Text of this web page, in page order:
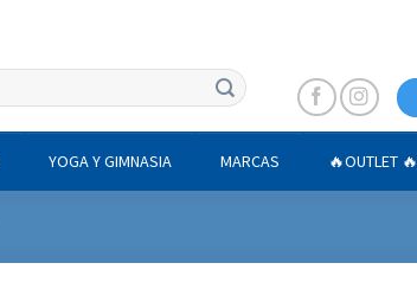
YOGA Y GIMNASIA MARCAS 🔥OUTLET 🔥